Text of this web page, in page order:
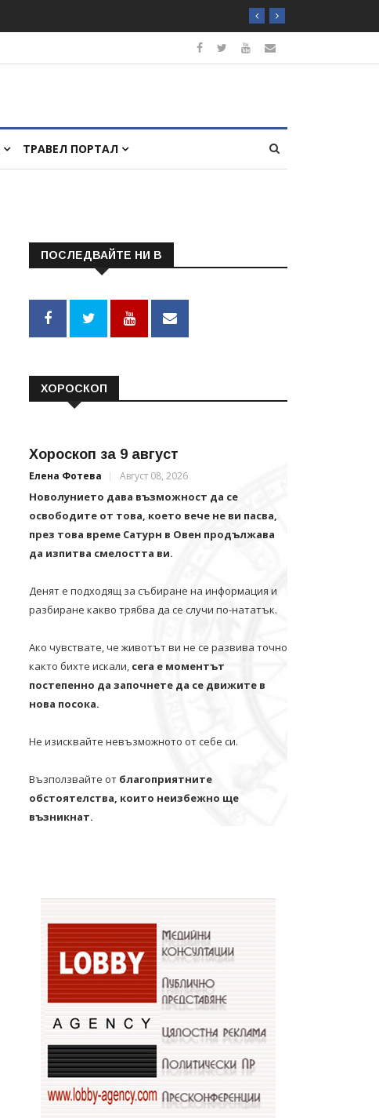
ТРАВЕЛ ПОРТАЛ
ПОСЛЕДВАЙТЕ НИ В
ХОРОСКОП
Хороскоп за 9 август
Елена Фотева Август 08, 2026
Новолунието дава възможност да се
освободите от това, което вече не ви пасва,
през това време Сатурн в Овен продължава
да изпитва смелостта ви.
Денят е подходящ за събиране на информация и
разбиране какво трябва да се случи по-нататък.
Ако чувствате, че животът ви не се развива точно
както бихте искали, сега е моментът
постепенно да започнете да се движите в
нова посока.
Не изисквайте невъзможното от себе си.
Възползвайте от благоприятните
обстоятелства, които неизбежно ще
възникнат.